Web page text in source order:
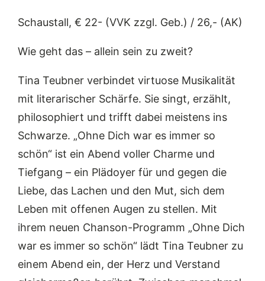
Schaustall, € 22- (VVK zzgl. Geb.) / 26,- (AK)
Wie geht das – allein sein zu zweit?
Tina Teubner verbindet virtuose Musikalität
mit literarischer Schärfe. Sie singt, erzählt,
philosophiert und trifft dabei meistens ins
Schwarze. „Ohne Dich war es immer so
schön“ ist ein Abend voller Charme und
Tiefgang – ein Plädoyer für und gegen die
Liebe, das Lachen und den Mut, sich dem
Leben mit offenen Augen zu stellen. Mit
ihrem neuen Chanson-Programm „Ohne Dich
war es immer so schön“ lädt Tina Teubner zu
einem Abend ein, der Herz und Verstand